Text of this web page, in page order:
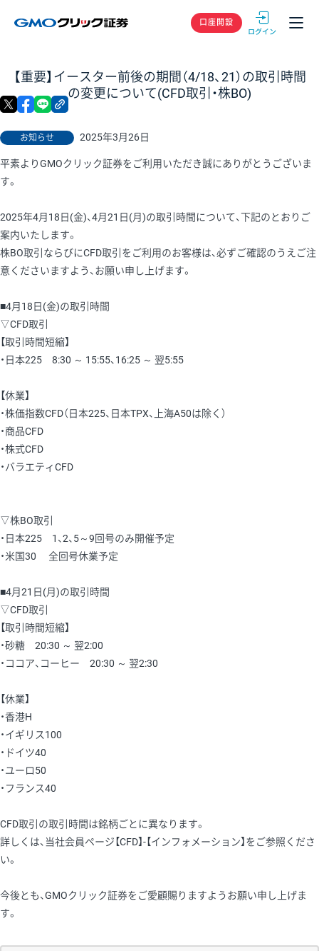
GMOクリック
口座開設
【重要】イースター前後の期間（4/18、21）の取引時間
の変更について(CFD取引・株BO)
お知らせ 2025年3月26日
X facebook
平素よりGMOクリック証券をご利用いただき誠にありがとうございま
す。
2025年4月18日(金)、4月21日(月)の取引時間について、下記のとおりご
案内いたします。
株BO取引ならびにCFD取引をご利用のお客様は、必ずご確認のうえご注
意くださいますよう、お願い申し上げます。
■4月18日(金)の取引時間
▽CFD取引
【取引時間短縮】
・日本225 8:30 ～ 15:55、16:25 ～ 翌5:55
【休業】
・株価指数CFD（日本225、日本TPX、上海A50は除く）
・商品CFD
・株式CFD
・バラエティCFD
▽株BO取引
・日本225 1、2、5～9回号のみ開催予定
・米国30 全回号休業予定
■4月21日(月)の取引時間
▽CFD取引
【取引時間短縮】
・砂糖 20:30 ～ 翌2:00
・ココア、コーヒー 20:30 ～ 翌2:30
【休業】
・香港H
・イギリス100
・ドイツ40
・ユーロ50
・フランス40
CFD取引の取引時間は銘柄ごとに異なります。
詳しくは、当社会員ページ【CFD】-【インフォメーション】をご参照くださ
い。
今後とも、GMOクリック証券をご愛顧賜りますようお願い申し上げま
す。